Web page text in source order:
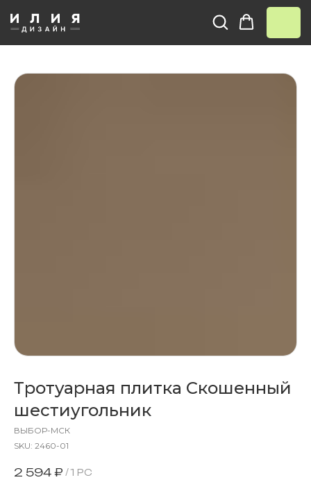
Тротуарная плитка Скошенный
шестиугольник
ВЫБОР-МСК
SKU: 2460-01
2 594 ₽ /1 PC